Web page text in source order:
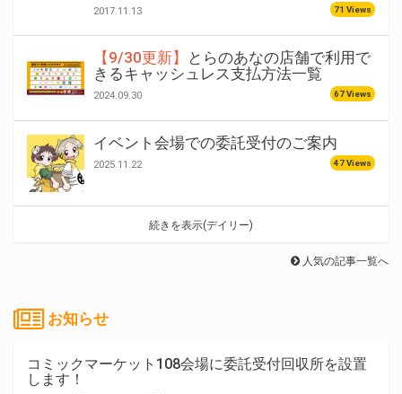
2017.11.13 71 Views
【9/30更新】
とらのあなの店舗で利用で
きるキャッシュレス支払方法一覧
2024.09.30 67 Views
イベント会場での委託受付のご案内
2025.11.22 47 Views
続きを表示(デイリー)
人気の記事一覧へ
お知らせ
コミックマーケット108会場に委託受付回収所を設置
します！